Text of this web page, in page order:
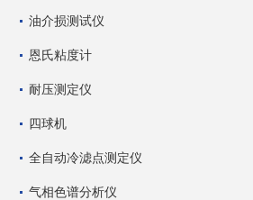
油介损测试仪
恩氏粘度计
耐压测定仪
四球机
全自动冷滤点测定仪
气相色谱分析仪